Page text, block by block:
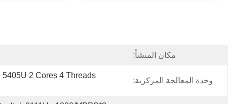
مكان المنشأ:
وحدة المعالجة المركزية:
5405U 2 Cores 4 Threads